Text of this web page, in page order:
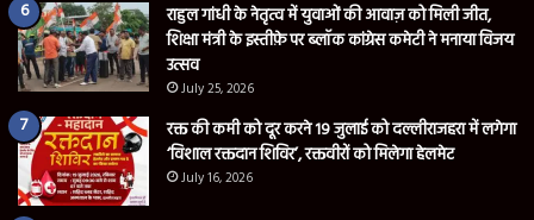
राहुल गांधी के नेतृत्व में युवाओं की आवाज़ को मिली जीत,
शिक्षा मंत्री के इस्तीफ़े पर ब्लॉक कांग्रेस कमेटी ने मनाया विजय
उत्सव
July 25, 2026
रक्त की कमी को दूर करने 19 जुलाई को दल्लीराजहरा में लगेगा
‘विशाल रक्तदान शिविर’, रक्तवीरों को मिलेगा हेलमेट
July 16, 2026